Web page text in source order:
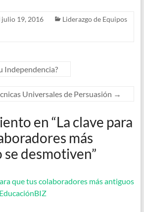
julio 19, 2016
Liderazgo de Equipos
Independencia?
Universales de Persuasión →
en “La clave para
más
se desmotiven”
que tus colaboradores más antiguos